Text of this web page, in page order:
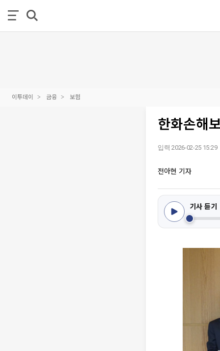
이투데이 금융 보험
한화손해
입력 2026-02-25 15:29
전아현 기자
기사 듣기